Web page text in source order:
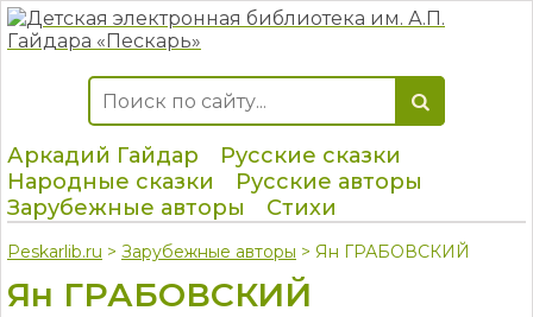
Аркадий Гайдар
Русские сказки
Народные сказки
Русские авторы
Зарубежные авторы
Стихи
Peskarlib.ru > Зарубежные авторы > Ян ГРАБОВСКИЙ
Ян ГРАБОВСКИЙ